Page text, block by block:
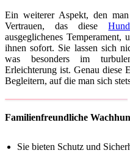
Ein weiterer Aspekt, den
Vertrauen, das diese
ausgeglichenes
ihnen sofort. Sie lassen sich
was besonders im
Erleichterung ist. Genau diese
Begleitern, auf die man sich
Familienfreundliche
Sie bieten Schutz und